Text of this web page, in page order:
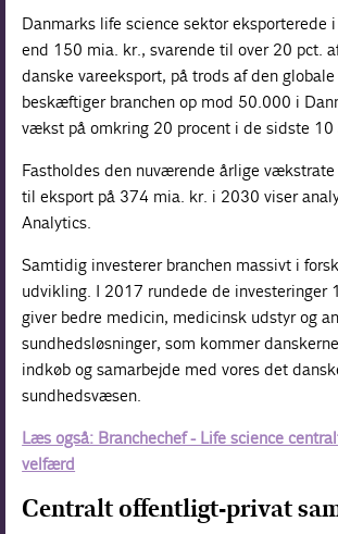
Danmarks life science sektor eksporterede
end 150 mia. kr., svarende til over 20 pct.
danske vareeksport, på trods af den
beskæftiger branchen op mod 50.000 i
vækst på omkring 20 procent i de sidste 10
Fastholdes den nuværende årlige
til eksport på 374 mia. kr. i 2030 viser
Analytics.
Samtidig investerer branchen massivt i
udvikling. I 2017 rundede de investeringer
giver bedre medicin, medicinsk udstyr og
sundhedsløsninger, som kommer
indkøb og samarbejde med vores det
sundhedsvæsen.
Læs også: Branchechef - Life science
velfærd
Centralt offentligt-privat